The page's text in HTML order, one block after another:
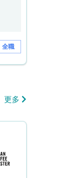
全職
更多